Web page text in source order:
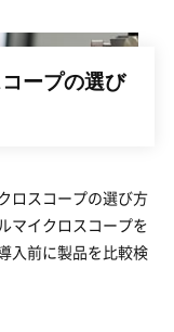
ープの選び
ロスコープの選び方
マイクロスコープを
入前に製品を比較検